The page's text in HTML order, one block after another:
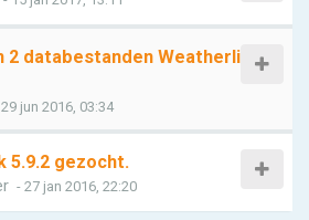
2 databestanden Weatherli
jun 2016, 03:34
5.9.2 gezocht.
- 27 jan 2016, 22:20